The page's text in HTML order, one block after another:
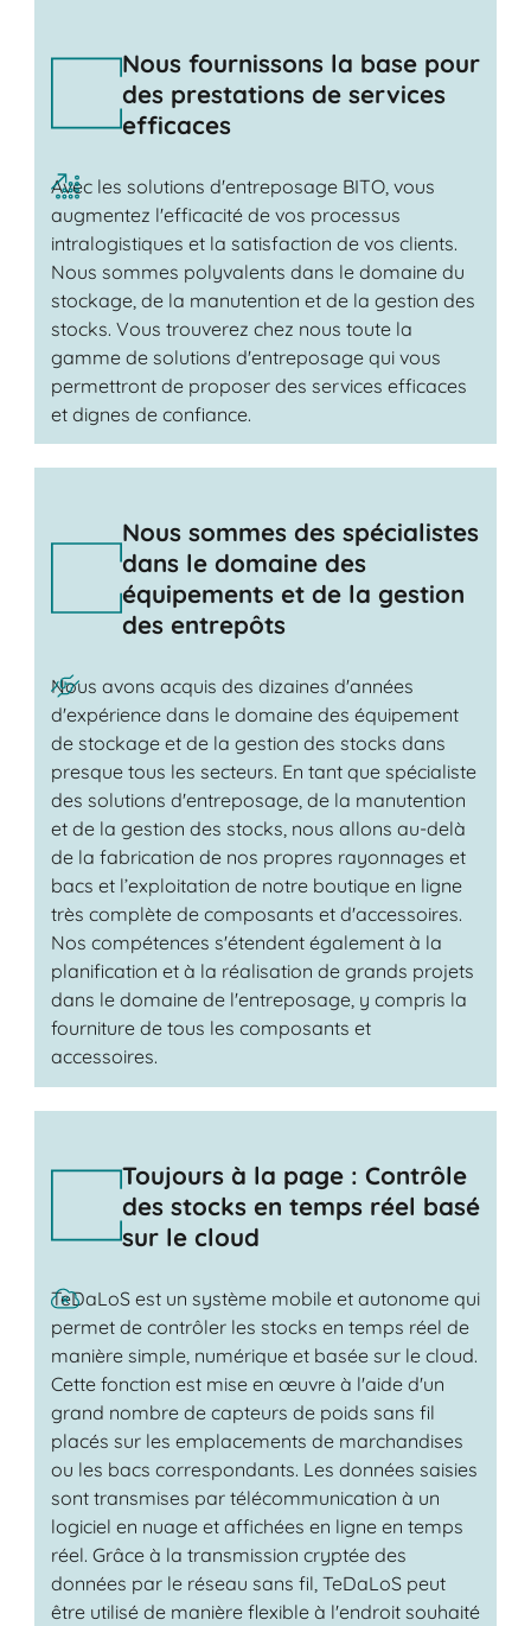
Nous fournissons la base pour
des prestations de services
efficaces
Avec les solutions d'entreposage BITO, vous
augmentez l'efficacité de vos processus
intralogistiques et la satisfaction de vos clients.
Nous sommes polyvalents dans le domaine du
stockage, de la manutention et de la gestion des
stocks. Vous trouverez chez nous toute la
gamme de solutions d'entreposage qui vous
permettront de proposer des services efficaces
et dignes de confiance.
Nous sommes des spécialistes
dans le domaine des
équipements et de la gestion
des entrepôts
Nous avons acquis des dizaines d'années
d'expérience dans le domaine des équipement
de stockage et de la gestion des stocks dans
presque tous les secteurs. En tant que spécialiste
des solutions d'entreposage, de la manutention
et de la gestion des stocks, nous allons au-delà
de la fabrication de nos propres rayonnages et
bacs et l’exploitation de notre boutique en ligne
très complète de composants et d'accessoires.
Nos compétences s'étendent également à la
planification et à la réalisation de grands projets
dans le domaine de l'entreposage, y compris la
fourniture de tous les composants et
accessoires.
Toujours à la page : Contrôle
des stocks en temps réel basé
sur le cloud
TeDaLoS est un système mobile et autonome qui
permet de contrôler les stocks en temps réel de
manière simple, numérique et basée sur le cloud.
Cette fonction est mise en œuvre à l'aide d'un
grand nombre de capteurs de poids sans fil
placés sur les emplacements de marchandises
ou les bacs correspondants. Les données saisies
sont transmises par télécommunication à un
logiciel en nuage et affichées en ligne en temps
réel. Grâce à la transmission cryptée des
données par le réseau sans fil, TeDaLoS peut
être utilisé de manière flexible à l'endroit souhaité